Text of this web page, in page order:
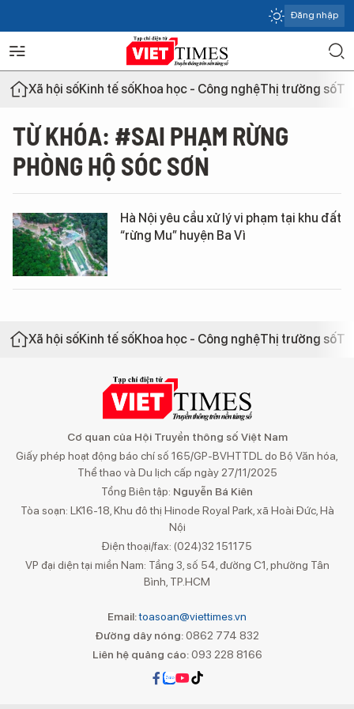
Đăng nhập
Xã hội sốKinh tế sốKhoa học - Công nghệThị trường số
TỪ KHÓA: #SAI PHẠM RỪNG
PHÒNG HỘ SÓC SƠN
Hà Nội yêu cầu xử lý vi phạm tại khu đất
“rừng Mu” huyện Ba Vì
Xã hội sốKinh tế sốKhoa học - Công nghệThị trường số
Cơ quan của Hội Truyền thông số Việt Nam
Giấy phép hoạt động báo chí số 165/GP-BVHTTDL do Bộ Văn hóa,
Thể thao và Du lịch cấp ngày 27/11/2025
Tổng Biên tập: Nguyễn Bá Kiên
Tòa soạn: LK16-18, Khu đô thị Hinode Royal Park, xã Hoài Đức, Hà
Nội
Điện thoại/fax: (024)32 151175
VP đại diện tại miền Nam: Tầng 3, số 54, đường C1, phường Tân
Bình, TP.HCM
Email:toasoan@viettimes.vn
Đường dây nóng: 0862 774 832
Liên hệ quảng cáo:093 228 8166